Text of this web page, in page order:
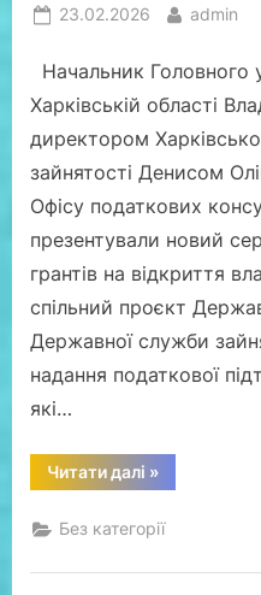
що
посадовим
особам
платників
податків,
щоб
захиститись
від
претензій
і
органів».
Важливе
на
думку
Google
Натисніть,
щоб
цей
позначений
у
Gmail
неважливий”
Posted
23.02.2026 By
admin
Начальник Головного
Харківській області
директором
зайнятості Денисом
Офісу податкових
презентували новий
грантів на відкриття
спільний проєкт
Державної служби
надання податкової
які…
Читати далі “На
Харківщині
сервіс
податкового
»
Без категорії